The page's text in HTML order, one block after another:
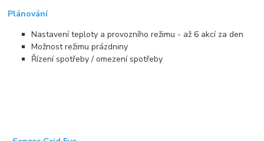
Plánování
Nastavení teploty a provozního režimu - až 6 akcí za den
Možnost režimu prázdniny
Řízení spotřeby / omezení spotřeby